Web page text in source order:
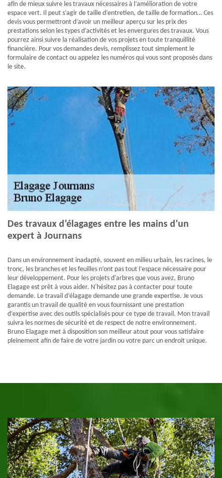
afin de mieux suivre les travaux nécessaires à l’amélioration de votre
espace vert. Il peut s’agir de taille d’entretien, de taille de formation… Ces
devis vous permettront d’avoir un meilleur aperçu sur les prix des
prestations selon les types d’activités et les envergures des travaux. Vous
pourrez ainsi suivre la réalisation de vos projets en toute tranquillité
financière. Pour vos demandes devis, remplissez tout simplement le
formulaire de contact ou appelez les numéros qui vous sont proposés dans
le site.
Des travaux d’élagages entre les mains d’un
expert à Journans
Dans un environnement inadapté, souvent en milieu urbain, les racines, le
tronc, les branches et les feuilles n’ont pas tout l’espace nécessaire pour
leur développement. Pour les projets d'arbres que vous avez, Bruno
Elagage est prêt à vous aider. N'hésitez pas à contacter pour toute
demande. Le travail d’élagage demande une grande expertise. Je vous
garantis un travail de qualité en vous fournissant une prestation
d’expertise avec des outils spécialisés pour ce type de travail. Mon travail
suivra les normes de sécurité et de respect de notre environnement.
Bruno Elagage met à disposition son meilleur atout pour vous satisfaire
pleinement afin de faire de votre jardin ou votre parc un endroit unique.